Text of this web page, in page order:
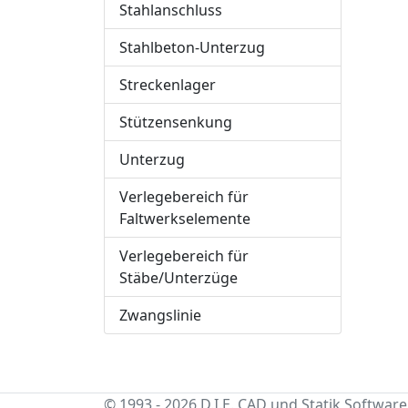
Stahlanschluss
Stahlbeton-Unterzug
Streckenlager
Stützensenkung
Unterzug
Verlegebereich für
Faltwerkselemente
Verlegebereich für
Stäbe/Unterzüge
Zwangslinie